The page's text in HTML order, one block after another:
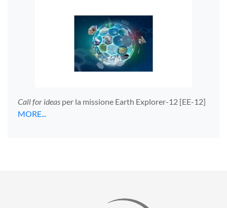
Call for ideas per la missione Earth Explorer-12 [EE-12]
MORE...